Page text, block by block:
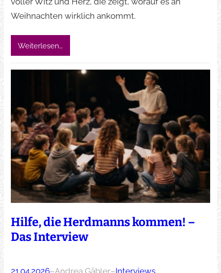
Weihnachten wirklich ankommt.
Weiterlesen…
Hilfe, die Herdmanns kommen! –
Das Interview